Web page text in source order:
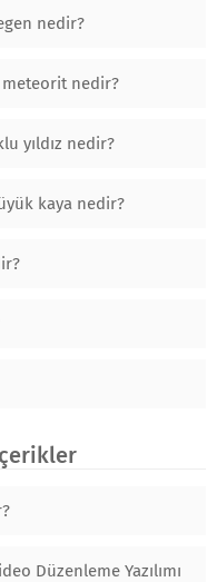
nedir?
meteorit nedir?
yıldız nedir?
kaya nedir?
Düzenleme Yazılımı